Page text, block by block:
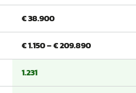
€ 38.900
€ 1.150 – € 209.890
1.231